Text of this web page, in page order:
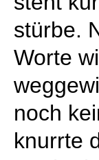
stürbe.
Worte
noch
knurrte